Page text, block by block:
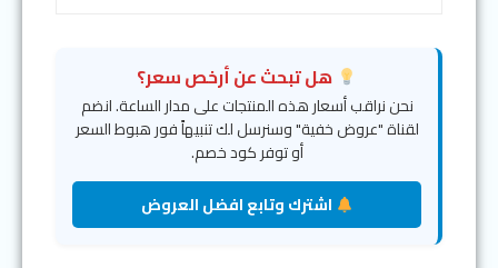
هل تبحث عن أرخص سعر؟
نحن نراقب أسعار هذه المنتجات على مدار الساعة. انضم
لقناة "عروض خفية" وسنرسل لك تنبيهاً فور هبوط السعر
أو توفر كود خصم.
اشترك وتابع افضل العروض